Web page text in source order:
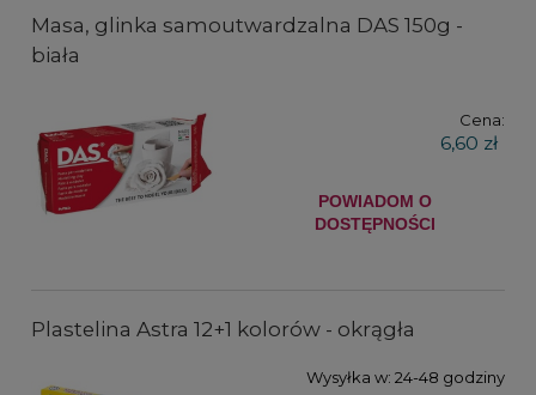
Masa, glinka samoutwardzalna DAS 150g -
biała
Cena:
6,60 zł
POWIADOM O
DOSTĘPNOŚCI
Plastelina Astra 12+1 kolorów - okrągła
Wysyłka w: 24-48 godziny